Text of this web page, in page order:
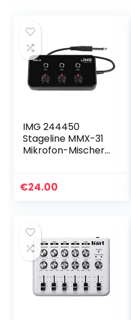
IMG 244450
Stageline MMX-31
Mikrofon-Mischer,
schwarz
€24.00